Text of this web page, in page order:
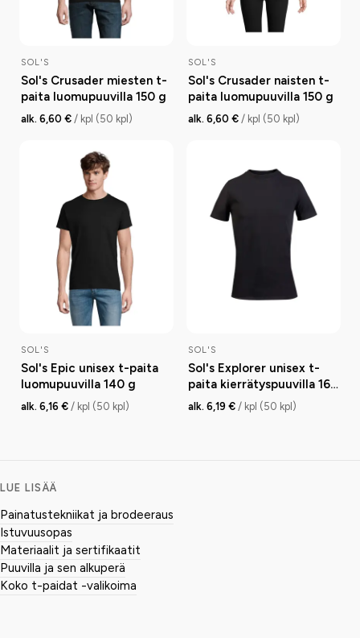
SOL'S
Sol's Crusader miesten t-
paita luomupuuvilla 150 g
alk. 6,60 € / kpl (50 kpl)
SOL'S
Sol's Crusader naisten t-
paita luomupuuvilla 150 g
alk. 6,60 € / kpl (50 kpl)
SOL'S
Sol's Epic unisex t-paita
luomupuuvilla 140 g
alk. 6,16 € / kpl (50 kpl)
SOL'S
Sol's Explorer unisex t-
paita kierrätyspuuvilla 160
g
alk. 6,19 € / kpl (50 kpl)
LUE LISÄÄ
Painatustekniikat ja brodeeraus
Istuvuusopas
Materiaalit ja sertifikaatit
Puuvilla ja sen alkuperä
Koko t-paidat -valikoima